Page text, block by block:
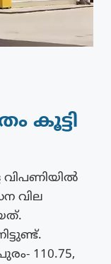
കൂട്ടി
വില
110.75,